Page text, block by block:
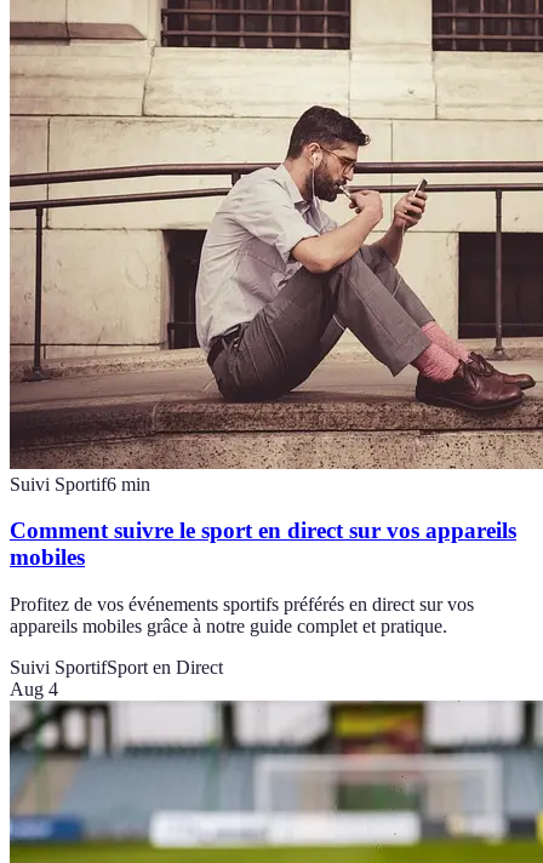
Suivi Sportif6 min
Comment suivre le sport en direct sur vos appareils
mobiles
Profitez de vos événements sportifs préférés en direct sur vos
appareils mobiles grâce à notre guide complet et pratique.
Suivi SportifSport en Direct
Aug 4